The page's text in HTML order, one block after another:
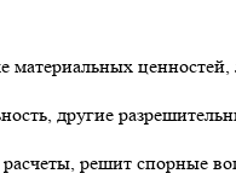
материальных
другие
решит спорные